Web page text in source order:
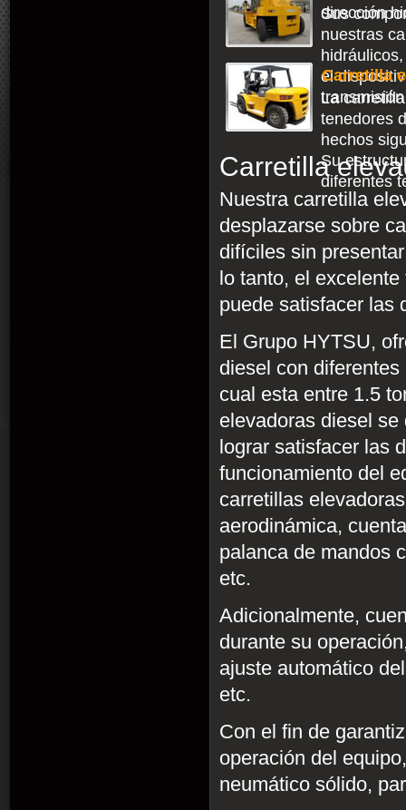
dirección
Sus
nuestras
el
Carretilla
La
tenedores
hechos
Su
diferentes
Carretilla
Nuestra carretilla
desplazarse sobre
difíciles sin
lo tanto, el
puede satisfacer las
El Grupo HYTSU,
diesel con
cual esta entre 1.5
elevadoras diesel
lograr satisfacer las
funcionamiento del
carretillas
aerodinámica,
palanca de mandos
etc.
Adicionalmente,
durante su
ajuste automático
etc.
Con el fin de
operación del
neumático sólido,